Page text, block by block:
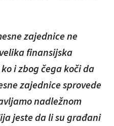
zajednice ne
finansijska
i zbog čega koči da
zajednice sprovede
nadležnom
jeste da li su građani